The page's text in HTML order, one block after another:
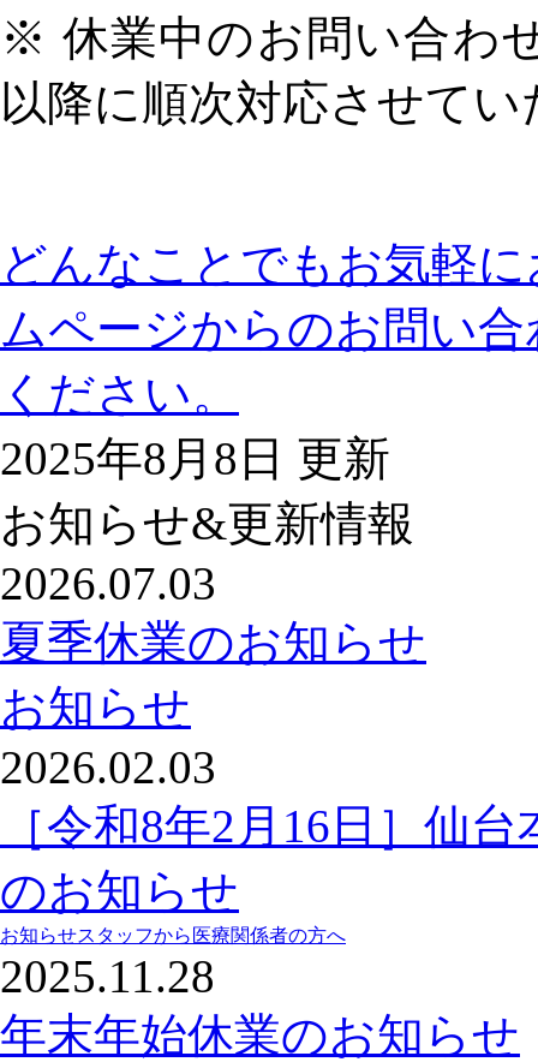
※ 休業中のお問い合わ
以降に順次対応させて
どんなことでもお気軽
ムページからのお問い
ください。
2025年8月8日 更新
お知らせ&更新情報
2026.07.03
夏季休業のお知らせ
お知らせ
2026.02.03
［令和8年2月16日］仙
のお知らせ
お知らせスタッフから 医療関係者の方へ
2025.11.28
年末年始休業のお知らせ